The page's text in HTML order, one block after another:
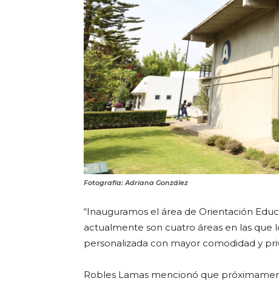
Fotografía: Adriana González
“Inauguramos el área de Orientación
actualmente son cuatro áreas en las que
personalizada con mayor comodidad y
Robles Lamas mencionó que